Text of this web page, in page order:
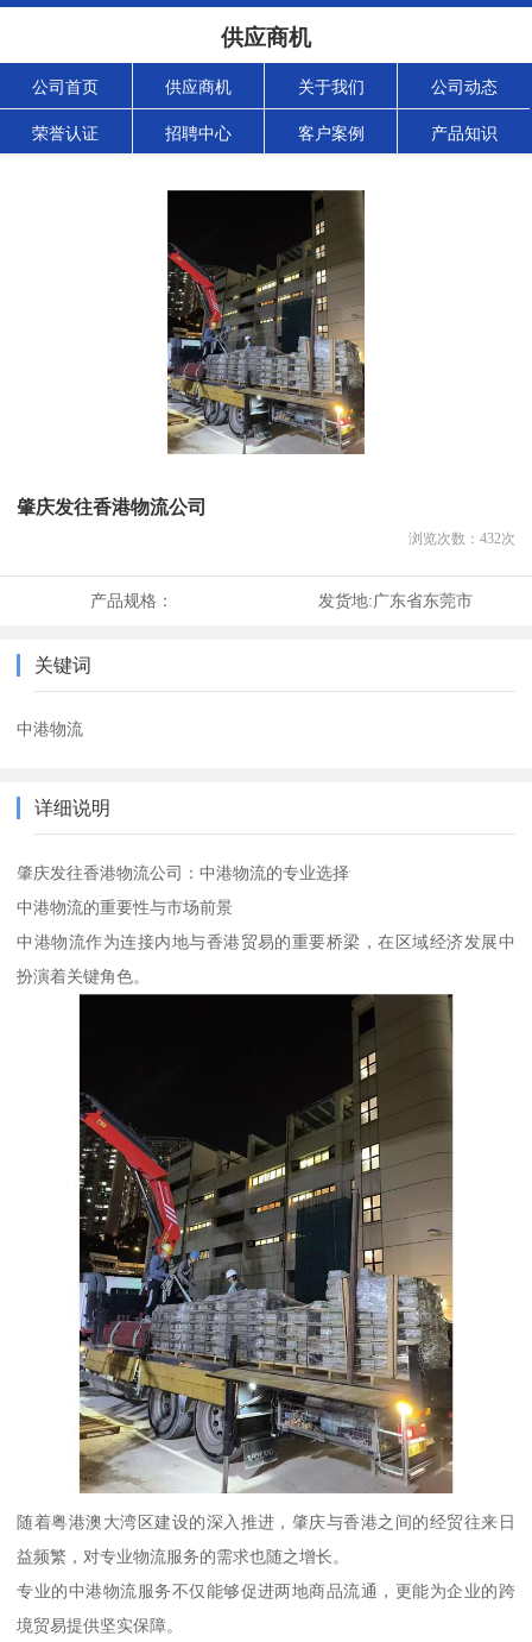
供应商机
公司首页 供应商机 关于我们 公司动态
荣誉认证 招聘中心 客户案例 产品知识
肇庆发往香港物流公司
浏览次数： 432次
产品规格： 发货地:广东省东莞市
关键词
中港物流
详细说明
肇庆发往香港物流公司：中港物流的专业选择
中港物流的重要性与市场前景
中港物流作为连接内地与香港贸易的重要桥梁，在区域经济发展中
扮演着关键角色。
随着粤港澳大湾区建设的深入推进，肇庆与香港之间的经贸往来日
益频繁，对专业物流服务的需求也随之增长。
专业的中港物流服务不仅能够促进两地商品流通，更能为企业的跨
境贸易提供坚实保障。